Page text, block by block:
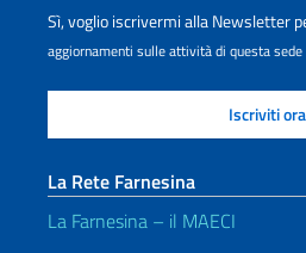
Sì, voglio iscrivermi alla Newsletter
aggiornamenti sulle attività di questa sede
La Rete Farnesina
La Farnesina – il MAECI